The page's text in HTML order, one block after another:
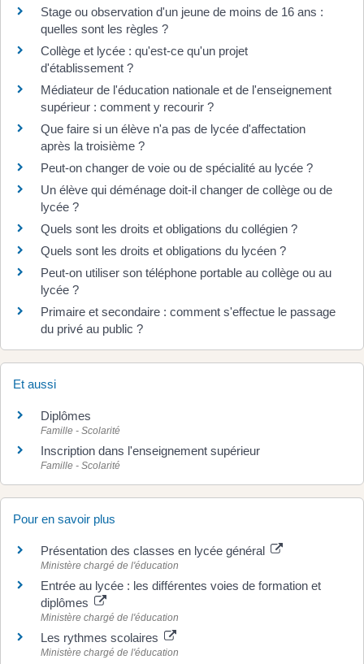
Stage ou observation d'un jeune de moins de 16 ans :
quelles sont les règles ?
Collège et lycée : qu'est-ce qu'un projet
d'établissement ?
Médiateur de l'éducation nationale et de l'enseignement
supérieur : comment y recourir ?
Que faire si un élève n'a pas de lycée d'affectation
après la troisième ?
Peut-on changer de voie ou de spécialité au lycée ?
Un élève qui déménage doit-il changer de collège ou de
lycée ?
Quels sont les droits et obligations du collégien ?
Quels sont les droits et obligations du lycéen ?
Peut-on utiliser son téléphone portable au collège ou au
lycée ?
Primaire et secondaire : comment s'effectue le passage
du privé au public ?
Et aussi
Diplômes
Famille - Scolarité
Inscription dans l'enseignement supérieur
Famille - Scolarité
Pour en savoir plus
Présentation des classes en lycée général
Ministère chargé de l'éducation
Entrée au lycée : les différentes voies de formation et
diplômes
Ministère chargé de l'éducation
Les rythmes scolaires
Ministère chargé de l'éducation